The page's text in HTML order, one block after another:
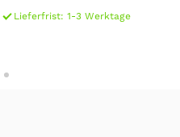
Lieferfrist: 1-3 Werktage